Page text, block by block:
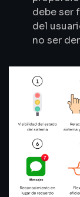
debe ser
del
no ser